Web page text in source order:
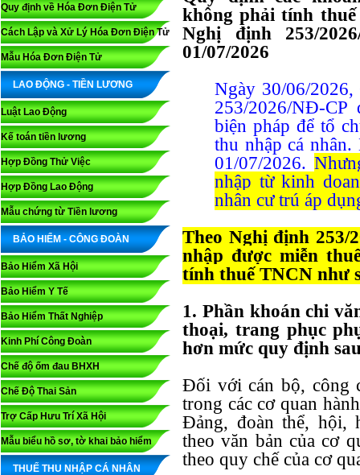
Quy định về Hóa Đơn Điện Tử
Cách Lập và Xử Lý Hóa Đơn Điện Tử
Mẫu Hóa Đơn Điện Tử
LAO ĐỘNG - TIỀN LƯƠNG
Luật Lao Động
Kế toán tiền lương
Hợp Đồng Thử Việc
Hợp Đồng Lao Động
Mẫu chứng từ Tiền lương
BẢO HIỂM - CÔNG ĐOÀN
Bảo Hiểm Xã Hội
Bảo Hiểm Y Tế
Bảo Hiểm Thất Nghiệp
Kinh Phí Công Đoàn
Chế độ ốm đau BHXH
Chế Độ Thai Sản
Trợ Cấp Hưu Trí Xã Hội
Mẫu biểu hồ sơ, tờ khai bảo hiểm
THUẾ THU NHẬP CÁ NHÂN
không phải tính
Nghị định 253/
01/07/2026
Ngày 30/06/
253/2026/NĐ-
biện pháp để tổ
thu nhập cá
01/07/2026.
nhập từ kinh
nhân cư trú áp
Theo Nghị định 253/
nhập được miễn
tính thuế TNCN như
1. Phần khoán chi
thoại, trang phục
hơn mức quy định
Đối với cán bộ, công
trong các cơ quan
Đảng, đoàn thể, hội,
theo văn bản của cơ
theo quy chế của cơ